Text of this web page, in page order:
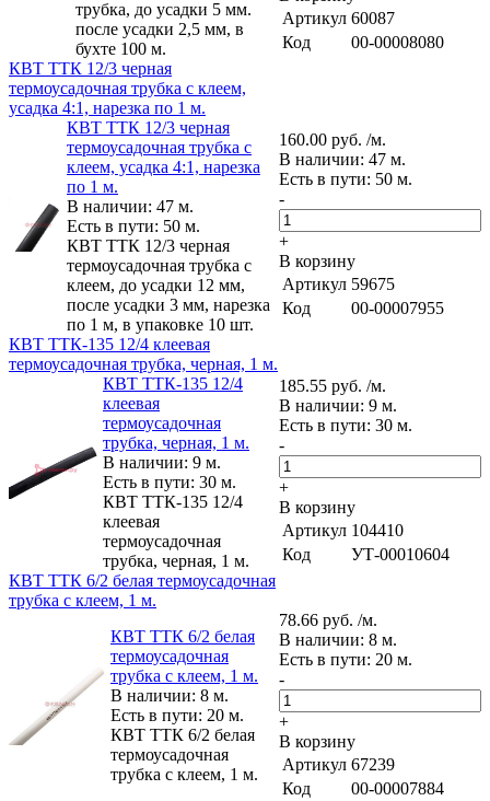
трубка, до усадки 5 мм.
после усадки 2,5 мм, в
бухте 100 м.
Артикул 60087
Код
00-00008080
КВТ ТТК 12/3 черная
термоусадочная трубка с клеем,
усадка 4:1, нарезка по 1 м.
КВТ ТТК 12/3 черная
термоусадочная трубка с
клеем, усадка 4:1, нарезка
по 1 м.
В наличии: 47 м.
Есть в пути: 50 м.
КВТ ТТК 12/3 черная
термоусадочная трубка с
клеем, до усадки 12 мм,
после усадки 3 мм, нарезка
по 1 м, в упаковке 10 шт.
160.00 руб. /м.
В наличии: 47 м.
Есть в пути: 50 м.
-
+
В корзину
Артикул 59675
Код
00-00007955
КВТ ТТК-135 12/4 клеевая
термоусадочная трубка, черная, 1 м.
КВТ ТТК-135 12/4
клеевая
термоусадочная
трубка, черная, 1 м.
В наличии: 9 м.
Есть в пути: 30 м.
КВТ ТТК-135 12/4
клеевая
термоусадочная
трубка, черная, 1 м.
185.55 руб. /м.
В наличии: 9 м.
Есть в пути: 30 м.
-
+
В корзину
Артикул 104410
Код
УТ-00010604
КВТ ТТК 6/2 белая термоусадочная
трубка с клеем, 1 м.
КВТ ТТК 6/2 белая
термоусадочная
трубка с клеем, 1 м.
В наличии: 8 м.
Есть в пути: 20 м.
КВТ ТТК 6/2 белая
термоусадочная
трубка с клеем, 1 м.
78.66 руб. /м.
В наличии: 8 м.
Есть в пути: 20 м.
-
+
В корзину
Артикул 67239
Код
00-00007884